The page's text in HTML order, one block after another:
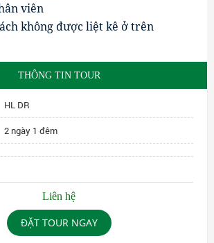
viên
không được liệt kê ở trên
THÔNG TIN TOUR
HL DR
2 ngày 1 đêm
Liên hệ
ĐẶT TOUR NGAY